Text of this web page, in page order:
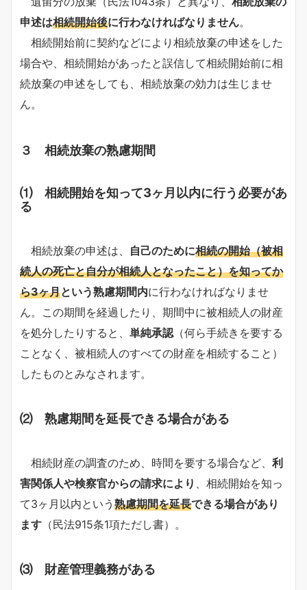
申述は相続開始後に行わなければなりません。
相続開始前に契約などにより相続放棄の申述をした
場合や、相続開始があったと誤信して相続開始前に相
続放棄の申述をしても、相続放棄の効力は生じませ
ん。
３ 相続放棄の熟慮期間
⑴ 相続開始を知って3ヶ月以内に行う必要があ
る
相続放棄の申述は、 自己のために相続の開始（被相
続人の死亡と自分が相続人となったこと）を知ってか
ら3ヶ月という熟慮期間内に行わなければなりませ
ん。この期間を経過したり、期間中に被相続人の財産
を処分したりすると、 単純承認（何ら手続きを要する
ことなく、被相続人のすべての財産を相続すること）
したものとみなされます。
⑵ 熟慮期間を延長できる場合がある
相続財産の調査のため、時間を要する場合など、 利
害関係人や検察官からの請求により 、相続開始を知っ
て3ヶ月以内という 熟慮期間を延長できる場合があり
ます （民法915条1項ただし書）。
⑶ 財産管理義務がある